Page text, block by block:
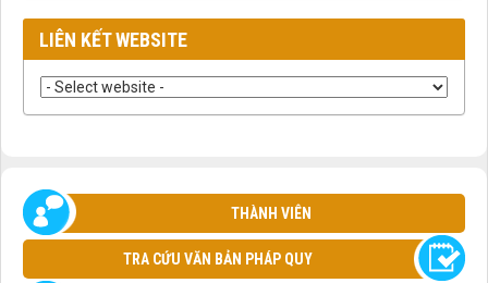
LIÊN KẾT WEBSITE
THÀNH VIÊN
TRA CỨU VĂN BẢN PHÁP QUY